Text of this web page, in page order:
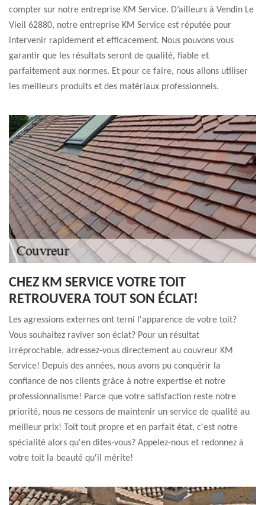
compter sur notre entreprise KM Service. D’ailleurs à Vendin Le
Vieil 62880, notre entreprise KM Service est réputée pour
intervenir rapidement et efficacement. Nous pouvons vous
garantir que les résultats seront de qualité, fiable et
parfaitement aux normes. Et pour ce faire, nous allons utiliser
les meilleurs produits et des matériaux professionnels.
CHEZ KM SERVICE VOTRE TOIT
RETROUVERA TOUT SON ÉCLAT!
Les agressions externes ont terni l'apparence de votre toit?
Vous souhaitez raviver son éclat? Pour un résultat
irréprochable, adressez-vous directement au couvreur KM
Service! Depuis des années, nous avons pu conquérir la
confiance de nos clients grâce à notre expertise et notre
professionnalisme! Parce que votre satisfaction reste notre
priorité, nous ne cessons de maintenir un service de qualité au
meilleur prix! Toit tout propre et en parfait état, c'est notre
spécialité alors qu'en dites-vous? Appelez-nous et redonnez à
votre toit la beauté qu'il mérite!